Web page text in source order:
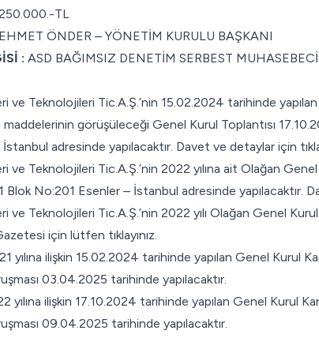
TL
ÖNDER – YÖNETİM KURULU BAŞKANI
: ASD BAĞIMSIZ DENETİM SERBEST
Teknolojileri Tic.A.Ş.’nin 15.02.2024 tarihinde
görüşüleceği Genel Kurul Toplantısı
adresinde yapılacaktır. Davet ve detaylar için
Teknolojileri Tic.A.Ş.’nin 2022 yılına ait Olağan
No:201 Esenler – İstanbul adresinde yapılacaktır.
Teknolojileri Tic.A.Ş.’nin 2022 yılı Olağan Genel
için lütfen tıklayınız.
yılına ilişkin 15.02.2024 tarihinde yapılan Genel Kurul
03.04.2025 tarihinde yapılacaktır.
yılına ilişkin 17.10.2024 tarihinde yapılan Genel Kurul
09.04.2025 tarihinde yapılacaktır.